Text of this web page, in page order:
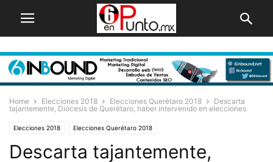
Home Elecciones 2018 Elecciones Querétaro 2018
Descarta
tajantemente, Diócesis de Querétaro, haber intervenido en elecciones
Elecciones 2018 Elecciones Querétaro 2018
Descarta tajantemente,